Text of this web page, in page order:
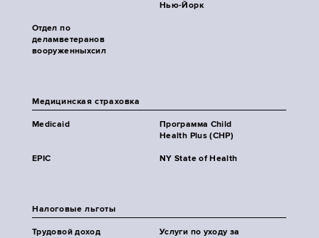
Нью-Йорк
Отдел по
деламветеранов
вооруженныхсил
Медицинская страховка
Medicaid
Программа Child
Health Plus (CHP)
EPIC NY State of Health
Налоговые льготы
Трудовой доход
Услуги по уходу за